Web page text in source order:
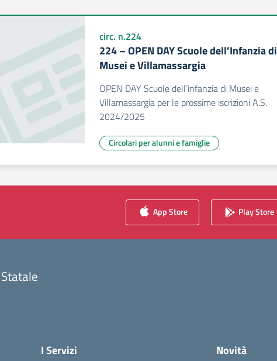
circ. n.224
224 – OPEN DAY Scuole dell’Infanzia di
Musei e Villamassargia
OPEN DAY Scuole dell’infanzia di Musei e
Villamassargia per le prossime iscrizioni A.S.
2024/2025
Circolari per alunni e famiglie
App Store Play Store
I Servizi Novità